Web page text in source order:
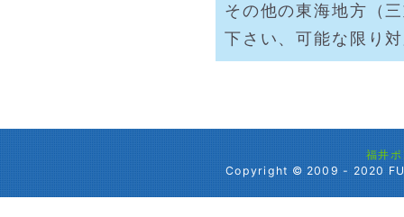
その他の東海地方（
下さい、可能な限り
福井
Copyright © 2009 - 2020